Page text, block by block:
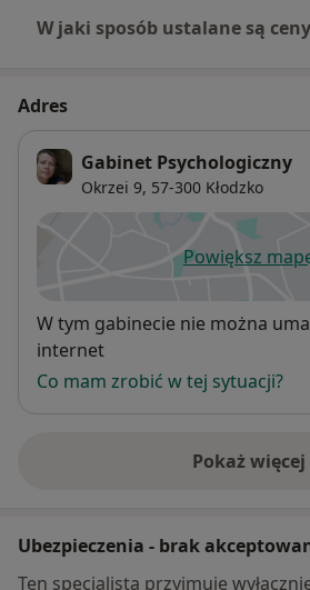
W jaki sposób ustalane są
Adres
Gabinet Psychologiczny
Okrzei 9, 57-300 Kłodzko
Powiększ
Dostępność
W tym gabinecie nie można
internet
Co mam zrobić w tej sytuacji?
Pokaż więcej
o
Ubezpieczenia - brak
Ten specjalista przyjmuje